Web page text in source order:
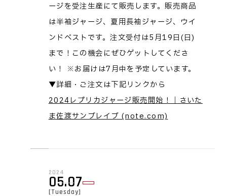
ージを受注生産にて販売します。販売商品
は半袖ジャージ、夏用長袖ジャージ、ウイ
ンドベストです。注文受付は5月19日(日)
まで！この機会にぜひゲットしてくださ
い！ ※お届けは7月中を予定しています。
▼詳細・ご注文は下記リンクから
2024レプリカジャージ販売開始！｜さいた
ま佐渡サンブレイブ (note.com)
2024
05.07
[Tuesday]